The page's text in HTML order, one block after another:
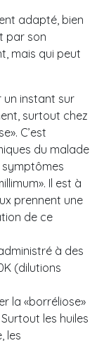
adapté, bien
par son
mais qui peut
un instant sur
surtout chez
C’est
du malade
Il est à
prennent une
de ce
à des
(dilutions
la «borréliose»
les huiles
les